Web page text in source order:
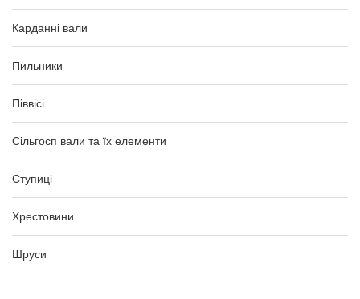
Карданні вали
Пильники
Піввісі
Сільгосп вали та їх елементи
Ступиці
Хрестовини
Шруси